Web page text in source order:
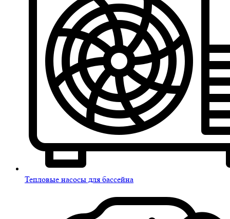
Тепловые насосы для бассейна